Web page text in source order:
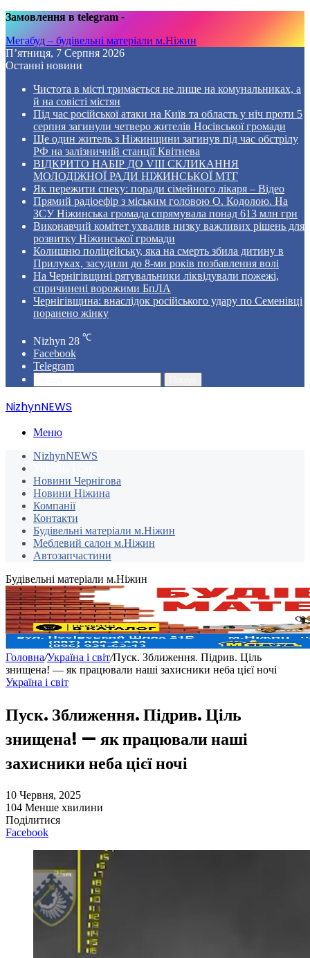
Замовлення в telegram -
Мегабуд – будівельні матеріали м.Ніжин
П’ятниця, 7 Серпня 2026
Останні новини
Чистота в місті тримається не лише на комунальниках, а
й на совісті містян
Під час російської атаки на Київ та область у ніч проти 5
серпня загинули четверо жителів Носівської громади
Ще один житель з Ніжинщини загинув під час обстрілу
РФ на залізничній станції Квітнева
ВІДКРИТО НАБІР ДО VIII СКЛИКАННЯ
МОЛОДІЖНОЇ РАДИ НІЖИНСЬКОЇ МТГ
Як пережити спеку: поради сімейного лікаря – Відео
Прямий радіоефір з міським головою О. Кодолою. На
ЗСУ Ніжинська громада спрямувала понад 613 млн грн
Виконавчий комітет ухвалив низку важливих рішень для
розвитку Ніжинської громади
Колишню поліцейську, яка на смерть збила дитину в
Прилуках, засудили до 8-ми років позбавлення волі
На Чернігівщині рятувальники ліквідували пожежі,
спричинені ворожими БпЛА
Чернігівщина: внаслідок російського удару по Семенівці
поранено жінку
Nizhyn 28 ℃
Facebook
Telegram
NizhynNEWS
Меню
NizhynNEWS
Новини Чернігова
Новини Ніжина
Компанії
Контакти
Будівельні матеріали м.Ніжин
Меблевий салон м.Ніжин
Автозапчастини
Будівельні матеріали м.Ніжин
Головна/Україна і світ/Пуск. Зближення. Підрив. Ціль
знищена! — як працювали наші захисники неба цієї ночі
Україна і світ
Пуск. Зближення. Підрив. Ціль
знищена! — як працювали наші
захисники неба цієї ночі
10 Червня, 2025
104 Менше хвилини
Поділитися
Facebook